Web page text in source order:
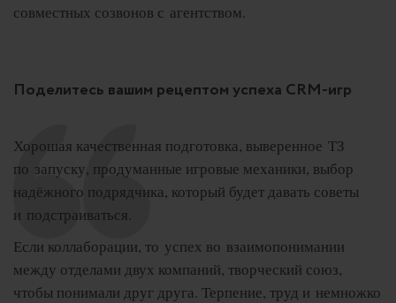
совместных созвонов с агентством.
Поделитесь вашим рецептом успеха CRM-игр
Хорошая качественная подготовка, выверенное ТЗ
по запуску, продуманные игровые механики, выбор
надёжного подрядчика, который будет давать советы
и подстраиваться.
Если коллаборации, то успех во взаимопонимании
между отделами двух компаний, творческий союз,
чтобы понимали друг друга. Терпение, труд и немножко